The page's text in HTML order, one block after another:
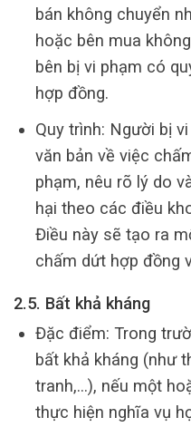
bán không chuyển
hoặc bên mua
bên bị vi phạm có
hợp đồng.
Quy trình: Người bị
văn bản về việc
phạm, nêu rõ lý do
hại theo các điều
Điều này sẽ tạo ra
chấm dứt hợp đồng
2.5. Bất khả kháng
Đặc điểm: Trong
bất khả kháng (như
tranh,…), nếu một
thực hiện nghĩa vụ